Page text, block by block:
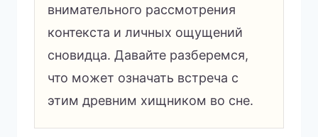
внимательного рассмотрения
контекста и личных ощущений
сновидца. Давайте разберемся,
что может означать встреча с
этим древним хищником во сне.